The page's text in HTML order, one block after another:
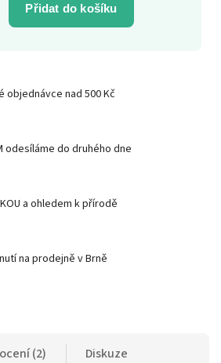
Přidat do košíku
objednávce nad 500 Kč
odesíláme do druhého dne
a ohledem k přírodě
na prodejně v Brně
(2) Diskuze